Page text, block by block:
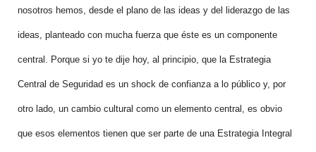
nosotros hemos, desde el plano de las ideas y del liderazgo de las
ideas, planteado con mucha fuerza que éste es un componente
central. Porque si yo te dije hoy, al principio, que la Estrategia
Central de Seguridad es un shock de confianza a lo público y, por
otro lado, un cambio cultural como un elemento central, es obvio
que esos elementos tienen que ser parte de una Estrategia Integral